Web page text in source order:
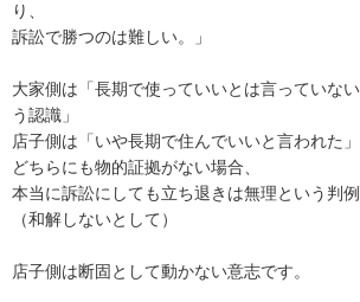
り、
訴訟で勝つのは難しい。」
大家側は「長期で使っていいとは言っていな
う認識」
店子側は「いや長期で住んでいいと言われた」
どちらにも物的証拠がない場合、
本当に訴訟にしても立ち退きは無理という判例
（和解しないとして）
店子側は断固として動かない意志です。